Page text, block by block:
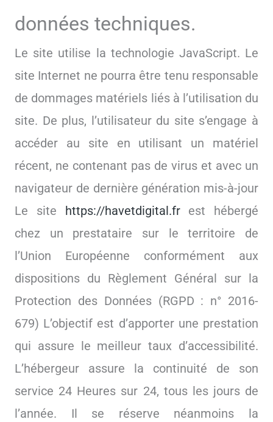
données techniques.
Le site utilise la technologie JavaScript. Le
site Internet ne pourra être tenu responsable
de dommages matériels liés à l’utilisation du
site. De plus, l’utilisateur du site s’engage à
accéder au site en utilisant un matériel
récent, ne contenant pas de virus et avec un
navigateur de dernière génération mis-à-jour
Le site https://havetdigital.frest hébergé
chez un prestataire sur le territoire de
l’Union Européenne conformément aux
dispositions du Règlement Général sur la
Protection des Données (RGPD : n° 2016-
679) L’objectif est d’apporter une prestation
qui assure le meilleur taux d’accessibilité.
L’hébergeur assure la continuité de son
service 24 Heures sur 24, tous les jours de
l’année. Il se réserve néanmoins la